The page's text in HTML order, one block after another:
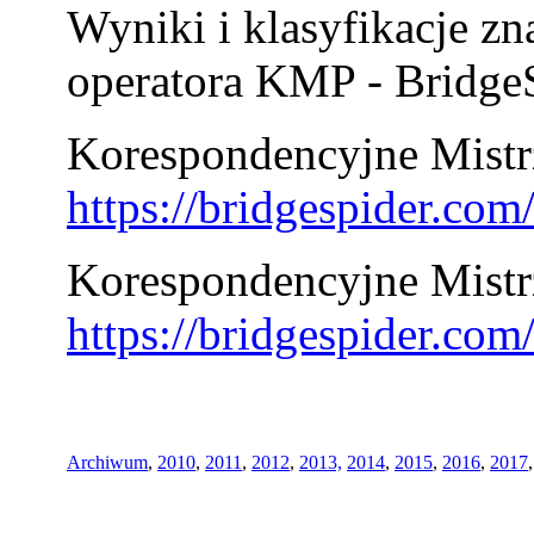
Wyniki i klasyfikacje
operatora KMP -
Korespondencyjne
https://
Korespondencyjne
https://
Archiwum, 2010, 2011 , 2012, 2013, 2014, 2015, 2016, 2017